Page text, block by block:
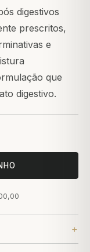
digestivos
prescritos,
e
que
digestivo.